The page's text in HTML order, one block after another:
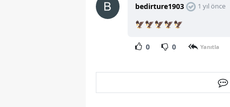
bedirture1903 1 yıl önce
🦅🦅🦅🦅🦅
0 0 Yanıtla